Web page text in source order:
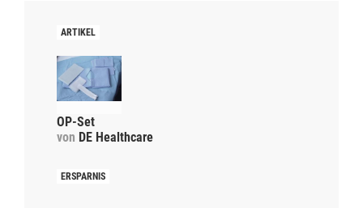
OP-Set
von DE Healthcare